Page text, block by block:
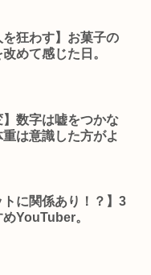
を狂わす】お菓子の
めて感じた日。
】数字は嘘をつかな
は意識した方がよ
トに関係あり！？】3
YouTuber。